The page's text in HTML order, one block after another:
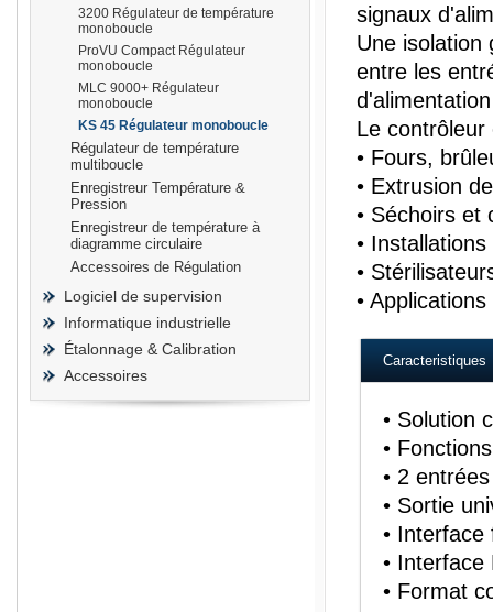
3200 Régulateur de température
monoboucle
ProVU Compact Régulateur
monoboucle
MLC 9000+ Régulateur
monoboucle
KS 45 Régulateur monoboucle
Régulateur de température
multiboucle
Enregistreur Température &
Pression
Enregistreur de température à
diagramme circulaire
Accessoires de Régulation
Logiciel de supervision
Informatique industrielle
Étalonnage & Calibration
Accessoires
signaux
Une isolation
entre les
Le contrôleur
• Fours,
• Extrusion
• Séchoirs et
•
•
•
Caracteristiques
• Solution
•
• 2
• Sortie
•
• Interface
• Format